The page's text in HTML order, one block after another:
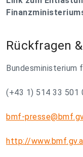
Rückfragen
Bundesministerium
(+43 1) 514 33 501
bmf-
http://